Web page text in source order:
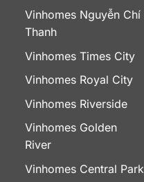
Vinhomes Nguyễn Chí
Thanh
Vinhomes Times City
Vinhomes Royal City
Vinhomes Riverside
Vinhomes Golden
River
Vinhomes Central Park